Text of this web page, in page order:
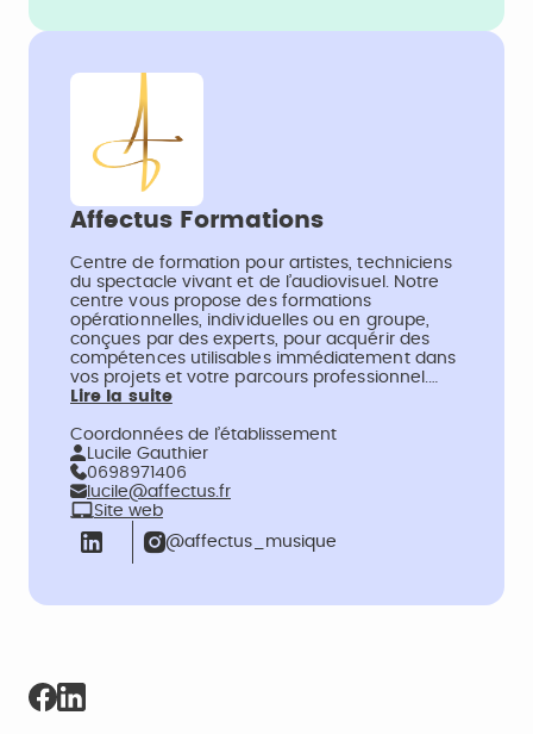
Affectus Formations
Centre de formation pour artistes, techniciens
du spectacle vivant et de l’audiovisuel. Notre
centre vous propose des formations
opérationnelles, individuelles ou en groupe,
conçues par des experts, pour acquérir des
compétences utilisables immédiatement dans
vos projets et votre parcours professionnel.…
Lire la suite
Coordonnées de l’établissement
Lucile Gauthier
0698971406
lucile@affectus.fr
Site web
@affectus_musique